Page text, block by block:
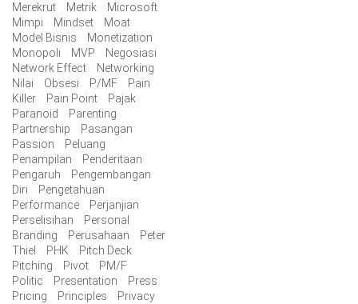
Merekrut
Metrik
Microsoft
Mimpi
Mindset
Moat
Model Bisnis
Monetization
Monopoli
MVP
Negosiasi
Network Effect
Networking
Nilai
Obsesi P/MF
Pain
Killer
Pain Point
Pajak
Paranoid
Parenting
Partnership
Pasangan
Passion
Peluang
Penampilan
Penderitaan
Pengaruh
Pengembangan
Diri
Pengetahuan
Performance
Perjanjian
Perselisihan
Personal
Branding
Perusahaan
Peter
Thiel
PHK
Pitch Deck
Pitching
Pivot
PM/F
Politic
Presentation
Press
Pricing
Principles
Privacy